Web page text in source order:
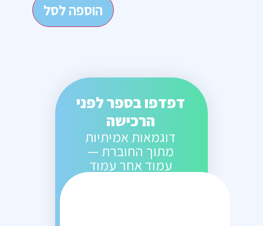
הוספה לסל
דפדפו בספר לפני
הרכישה
דוגמאות אמיתיות
מתוך החוברת —
עמוד אחר עמוד